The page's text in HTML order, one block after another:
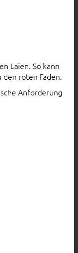
Laien. So kann
roten Faden.
Anforderung